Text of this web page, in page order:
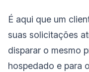
É aqui que um
suas solicitações
disparar o mesmo
hospedado e para